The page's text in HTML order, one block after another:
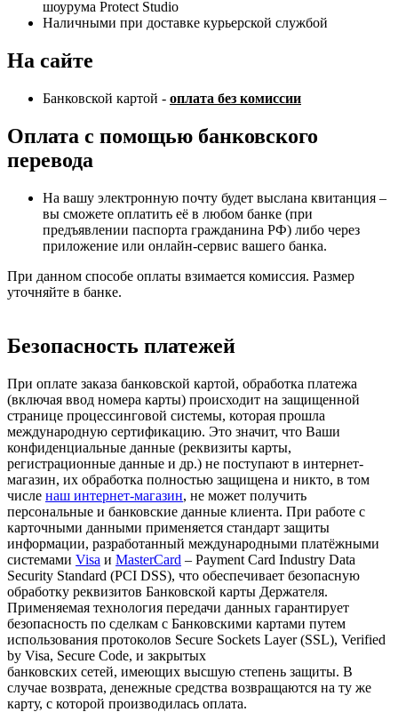
шоурума Protect Studio
Наличными при доставке курьерской службой
На сайте
Банковской картой - оплата без комиссии
Оплата с помощью банковского
перевода
На вашу электронную почту будет выслана квитанция –
вы сможете оплатить её в любом банке (при
предъявлении паспорта гражданина РФ) либо через
приложение или онлайн-сервис вашего банка.
При данном способе оплаты взимается комиссия. Размер
уточняйте в банке.
Безопасность платежей
При оплате заказа банковской картой, обработка платежа
(включая ввод номера карты) происходит на защищенной
странице процессинговой системы, которая прошла
международную сертификацию. Это значит, что Ваши
конфиденциальные данные (реквизиты карты,
регистрационные данные и др.) не поступают в интернет-
магазин, их обработка полностью защищена и никто, в том
числе наш интернет-магазин, не может получить
персональные и банковские данные клиента. При работе с
карточными данными применяется стандарт защиты
информации, разработанный международными платёжными
системами Visa и MasterCard – Payment Card Industry Data
Security Standard (PCI DSS), что обеспечивает безопасную
обработку реквизитов Банковской карты Держателя.
Применяемая технология передачи данных гарантирует
безопасность по сделкам с Банковскими картами путем
использования протоколов Secure Sockets Layer (SSL), Verified
by Visa, Secure Code, и закрытых
банковских сетей, имеющих высшую степень защиты. В
случае возврата, денежные средства возвращаются на ту же
карту, с которой производилась оплата.